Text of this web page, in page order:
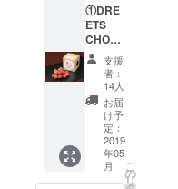
①DRE
ETS
CHOCO
LAT 3
個 内
容量50
ｇ(10粒
前後)
②DRE
ETS（
苺・巨
峰・
桃） 3
支援
者：
14人
お届
け予
定：
2019
年05
月
こ
の
リ